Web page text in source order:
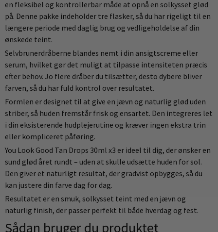
en fleksibel og kontrollerbar måde at opnå en solkysset glød
på. Denne pakke indeholder tre flasker, så du har rigeligt til en
længere periode med daglig brug og vedligeholdelse af din
ønskede teint.
Selvbrunerdråberne blandes nemt i din ansigtscreme eller
serum, hvilket gør det muligt at tilpasse intensiteten præcis
efter behov. Jo flere dråber du tilsætter, desto dybere bliver
farven, så du har fuld kontrol over resultatet.
Formlen er designet til at give en jævn og naturlig glød uden
striber, så huden fremstår frisk og ensartet. Den integreres let
i din eksisterende hudplejerutine og kræver ingen ekstra trin
eller kompliceret påføring.
You Look Good Tan Drops 30ml x3 er ideel til dig, der ønsker en
sund glød året rundt – uden at skulle udsætte huden for sol.
Den giver et naturligt resultat, der gradvist opbygges, så du
kan justere din farve dag for dag.
Resultatet er en smuk, solkysset teint med en jævn og
naturlig finish, der passer perfekt til både hverdag og fest.
Sådan bruger du produktet